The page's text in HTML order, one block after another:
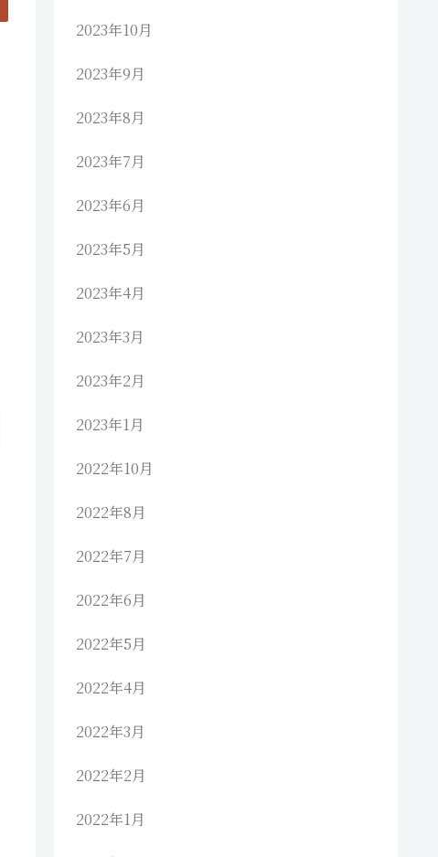
2023年10月
2023年9月
2023年8月
2023年7月
2023年6月
2023年5月
2023年4月
2023年3月
2023年2月
2023年1月
2022年10月
2022年8月
2022年7月
2022年6月
2022年5月
2022年4月
2022年3月
2022年2月
2022年1月